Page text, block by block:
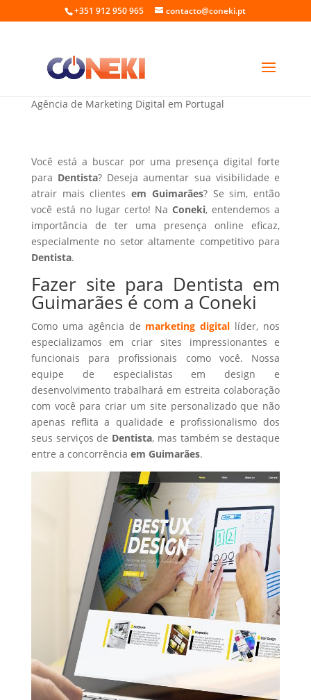
+351 912 950 965 contacto@coneki.pt
Fazer site para Dentista em Guimarães
Agência de Marketing Digital em Portugal
Você está a buscar por uma presença digital forte
para Dentista? Deseja aumentar sua visibilidade e
atrair mais clientesem Guimarães? Se sim, então
você está no lugar certo! NaConeki, entendemos a
importância de ter uma presença online eficaz,
especialmente no setor altamente competitivo para
Dentista.
Fazer site para Dentista em
Guimarães é com a Coneki
Como uma agência de marketing digital líder, nos
especializamos em criar sites impressionantes e
funcionais para profissionais como você. Nossa
equipe de especialistas em design e
desenvolvimento trabalhará em estreita colaboração
com você para criar um site personalizado que não
apenas reflita a qualidade e profissionalismo dos
seus serviços de Dentista, mas também se destaque
entre a concorrência em Guimarães.